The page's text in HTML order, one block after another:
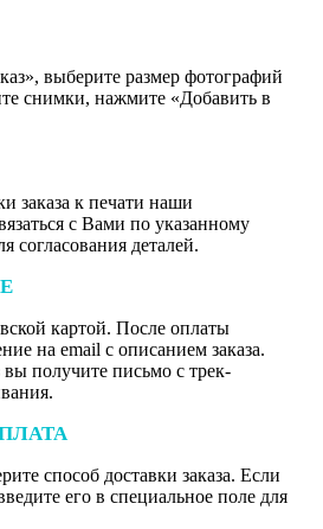
выберите размер фотографий
снимки, нажмите «Добавить в
заказа к печати наши
с Вами по указанному
согласования деталей.
картой. После оплаты
на email с описанием заказа.
вы получите письмо с трек-
способ доставки заказа. Если
его в специальное поле для